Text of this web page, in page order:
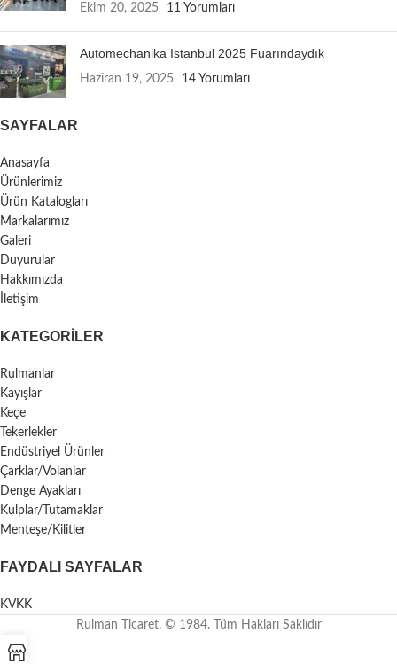
Ekim 20, 2025 11 Yorumları
Automechanika Istanbul 2025 Fuarındaydık
Haziran 19, 2025 14 Yorumları
SAYFALAR
Anasayfa
Ürünlerimiz
Ürün Katalogları
Markalarımız
Galeri
Duyurular
Hakkımızda
İletişim
KATEGORILER
Rulmanlar
Kayışlar
Keçe
Tekerlekler
Endüstriyel Ürünler
Çarklar/Volanlar
Denge Ayakları
Kulplar/Tutamaklar
Menteşe/Kilitler
FAYDALI SAYFALAR
KVKK
Rulman Ticaret. © 1984. Tüm Hakları Saklıdır